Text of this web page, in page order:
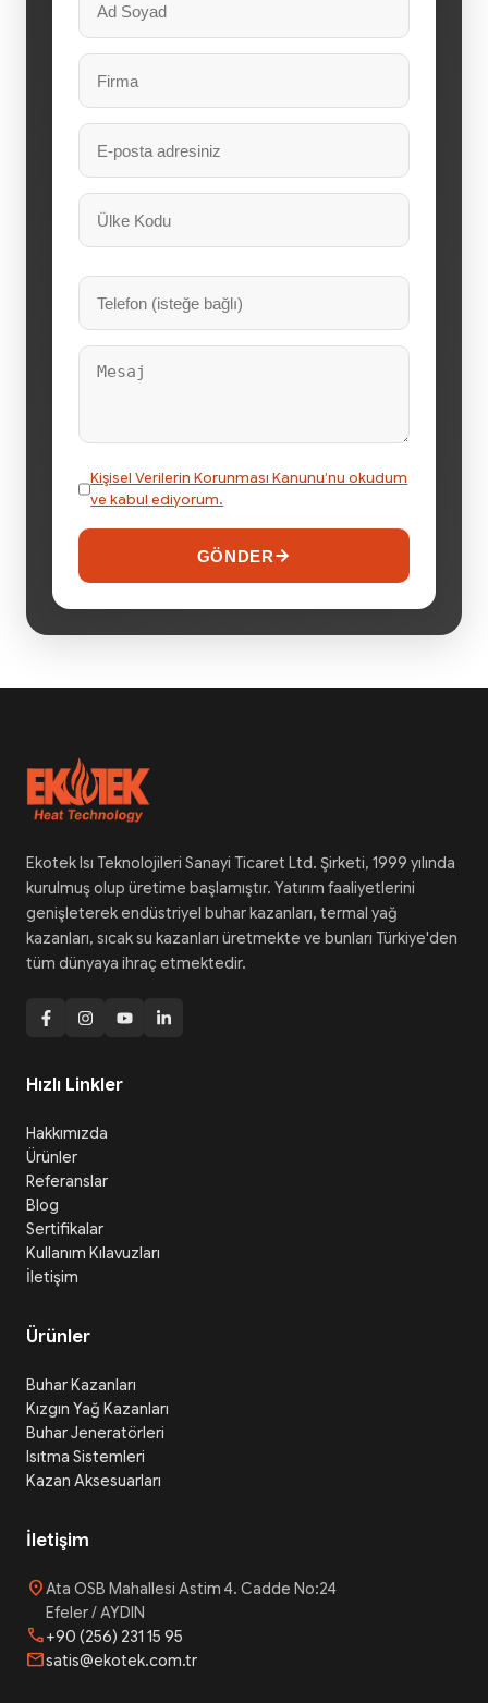
Kişisel Verilerin Korunması Kanunu’nu okudum
ve kabul ediyorum.
GÖNDER
Ekotek Isı Teknolojileri Sanayi Ticaret Ltd. Şirketi, 1999 yılında
kurulmuş olup üretime başlamıştır. Yatırım faaliyetlerini
genişleterek endüstriyel buhar kazanları, termal yağ
kazanları, sıcak su kazanları üretmekte ve bunları Türkiye'den
tüm dünyaya ihraç etmektedir.
Hızlı Linkler
Hakkımızda
Ürünler
Referanslar
Blog
Sertifikalar
Kullanım Kılavuzları
İletişim
Ürünler
Buhar Kazanları
Kızgın Yağ Kazanları
Buhar Jeneratörleri
Isıtma Sistemleri
Kazan Aksesuarları
İletişim
location_onAta OSB Mahallesi Astim 4. Cadde No:24
Efeler / AYDIN
phone+90 (256) 231 15 95
mailsatis@ekotek.com.tr